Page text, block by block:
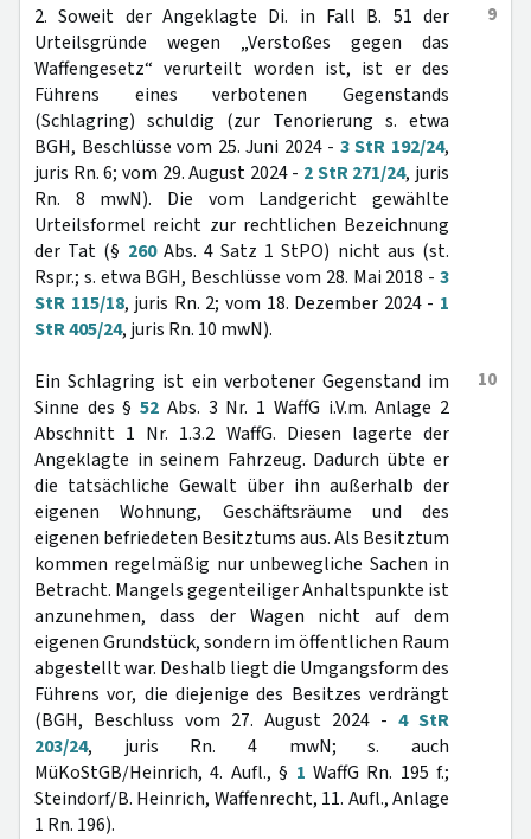
9
2. Soweit der Angeklagte Di. in Fall B. 51 der
Urteilsgründe wegen „Verstoßes gegen das
Waffengesetz“ verurteilt worden ist, ist er des
Führens eines verbotenen Gegenstands
(Schlagring) schuldig (zur Tenorierung s. etwa
BGH, Beschlüsse vom 25. Juni 2024 - 3 StR 192/24,
juris Rn. 6; vom 29. August 2024 - 2 StR 271/24, juris
Rn. 8 mwN). Die vom Landgericht gewählte
Urteilsformel reicht zur rechtlichen Bezeichnung
der Tat (§ 260Abs. 4 Satz 1 StPO) nicht aus (st.
Rspr.; s. etwa BGH, Beschlüsse vom 28. Mai 2018 - 3
StR 115/18, juris Rn. 2; vom 18. Dezember 2024 - 1
StR 405/24, juris Rn. 10 mwN).
10
Ein Schlagring ist ein verbotener Gegenstand im
Sinne des §52 Abs. 3 Nr. 1 WaffG i.V.m. Anlage 2
Abschnitt 1 Nr. 1.3.2 WaffG. Diesen lagerte der
Angeklagte in seinem Fahrzeug. Dadurch übte er
die tatsächliche Gewalt über ihn außerhalb der
eigenen Wohnung, Geschäftsräume und des
eigenen befriedeten Besitztums aus. Als Besitztum
kommen regelmäßig nur unbewegliche Sachen in
Betracht. Mangels gegenteiliger Anhaltspunkte ist
anzunehmen, dass der Wagen nicht auf dem
eigenen Grundstück, sondern im öffentlichen Raum
abgestellt war. Deshalb liegt die Umgangsform des
Führens vor, die diejenige des Besitzes verdrängt
(BGH, Beschluss vom 27. August 2024 - 4 StR
203/24, juris Rn. 4 mwN; s. auch
MüKoStGB/Heinrich, 4. Aufl., § 1 WaffG Rn. 195 f.;
Steindorf/B. Heinrich, Waffenrecht, 11. Aufl., Anlage
1 Rn. 196).